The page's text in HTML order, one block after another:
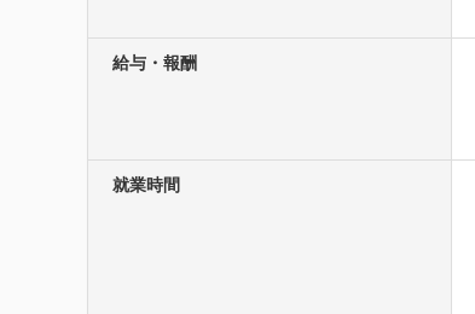
給与・報酬
就業時間